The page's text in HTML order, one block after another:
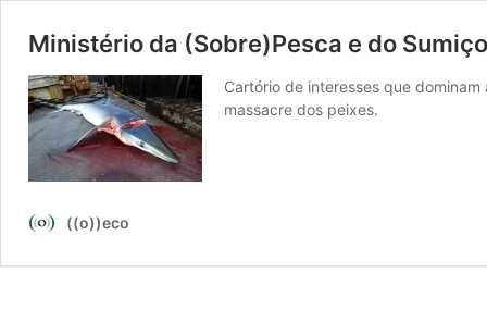
Ministério da (Sobre)Pesca e do
Cartório de interesses que
massacre dos peixes.
((o))eco